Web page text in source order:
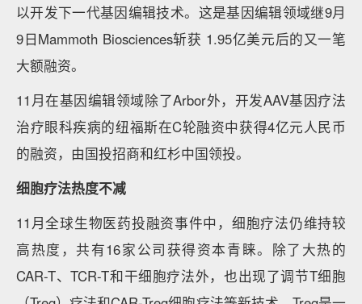
以开发下一代基因编辑技术。这是基因编辑领域继9月
9日Mammoth Biosciences斩获 1.95亿美元后的又一笔
大额融资。
11月在基因编辑领域除了Arbor外，开发AAV基因疗法
治疗眼科疾病的纽福斯在C轮融资中获得4亿元人民币
的融资，由国投招商和红杉中国领投。
细胞疗法热度不减
11月全球生物医药投融资事件中，细胞疗法仍维持较
高热度，共有16家公司获得资本青睐。除了大热的
CAR-T、TCR-T和干细胞疗法外，也出现了调节T细胞